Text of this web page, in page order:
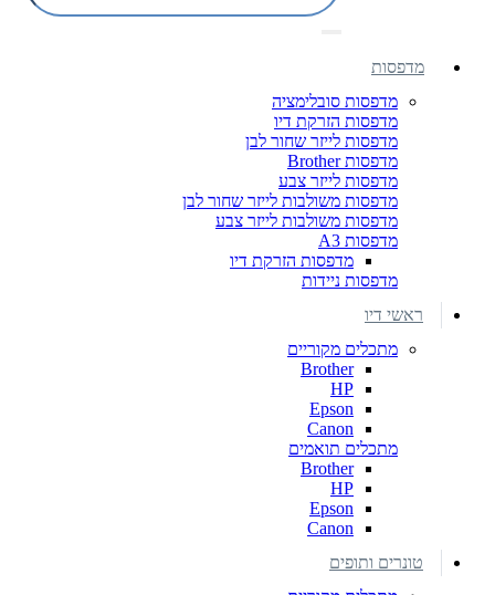
מדפסות
מדפסות סובלימציה
מדפסות הזרקת דיו
מדפסות לייזר שחור לבן
מדפסות Brother
מדפסות לייזר צבע
מדפסות משולבות לייזר שחור לבן
מדפסות משולבות לייזר צבע
מדפסות A3
מדפסות הזרקת דיו
מדפסות ניידות
ראשי דיו
מתכלים מקוריים
Brother
HP
Epson
Canon
מתכלים תואמים
Brother
HP
Epson
Canon
טונרים ותופים